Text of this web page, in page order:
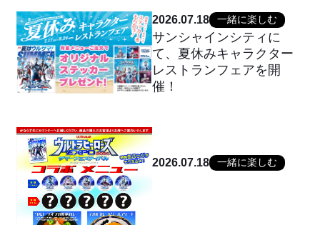
2026.07.18 一緒に楽しむ
サンシャインシティに
て、夏休みキャラクター
レストランフェアを開
催！
2026.07.18 一緒に楽しむ